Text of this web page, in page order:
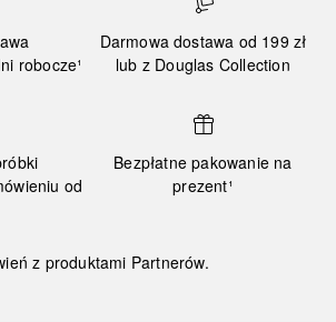
robocze¹
Darmowa dostawa od 199 zł
lub z Douglas Collection
od
Bezpłatne pakowanie na
prezent¹
z produktami Partnerów.